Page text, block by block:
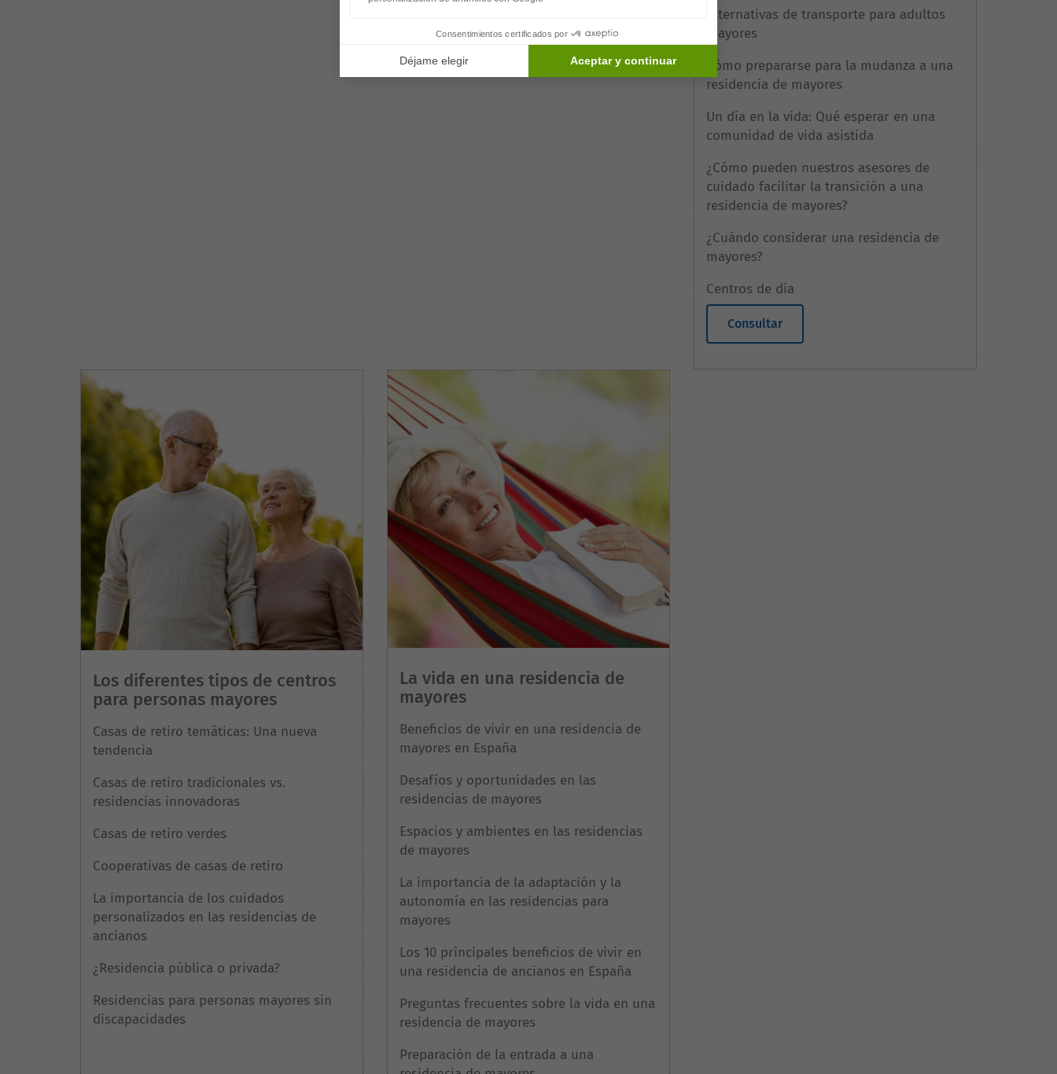
Alternativas de transporte para adultos
mayores
Cómo prepararse para la mudanza a una
residencia de mayores
Un día en la vida: Qué esperar en una
comunidad de vida asistida
¿Cómo pueden nuestros asesores de
cuidado facilitar la transición a una
residencia de mayores?
¿Cuándo considerar una residencia de
mayores?
Centros de día
Consultar
Los diferentes tipos de centros
para personas mayores
Casas de retiro temáticas: Una nueva
tendencia
Casas de retiro tradicionales vs.
residencias innovadoras
Casas de retiro verdes
Cooperativas de casas de retiro
La importancia de los cuidados
personalizados en las residencias de
ancianos
¿Residencia pública o privada?
Residencias para personas mayores sin
discapacidades
La vida en una residencia de
mayores
Beneficios de vivir en una residencia de
mayores en España
Desafíos y oportunidades en las
residencias de mayores
Espacios y ambientes en las residencias
de mayores
La importancia de la adaptación y la
autonomía en las residencias para
mayores
Los 10 principales beneficios de vivir en
una residencia de ancianos en España
Preguntas frecuentes sobre la vida en una
residencia de mayores
Preparación de la entrada a una